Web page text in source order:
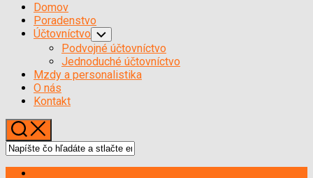
Domov
Poradenstvo
Účtovníctvo Toggle
Child
Menu
Podvojné účtovníctvo
Jednoduché účtovníctvo
Mzdy a personalistika
O nás
Kontakt